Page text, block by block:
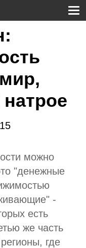
можно
"денежные
-
есть
же часть
где